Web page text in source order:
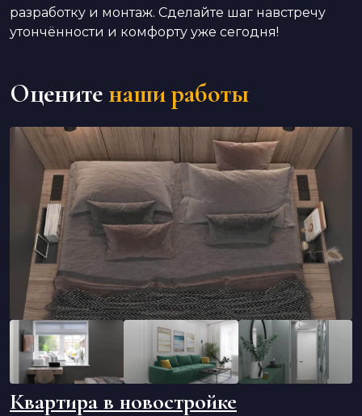
разработку и монтаж. Сделайте шаг навстречу
утончённости и комфорту уже сегодня!
Оцените наши работы
Квартира в новостройке